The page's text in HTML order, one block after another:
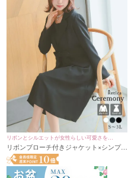
リボンとシルエットが女性らしい可愛さを引
き立てる♪
リボンブローチ付きジャケット×シンプル
タックフレアワンピースセレモニースー
ツ (S～XXLサイズ)